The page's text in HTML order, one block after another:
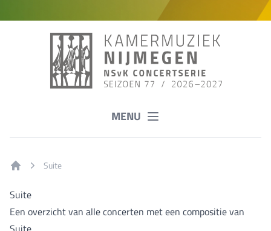
MENU
Suite
Suite
Een overzicht van alle concerten met een compositie van